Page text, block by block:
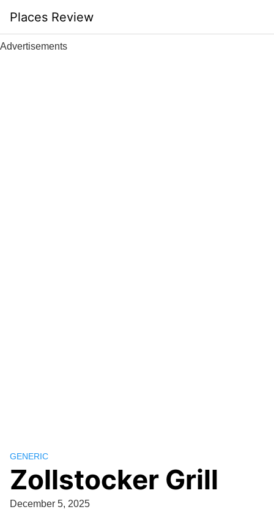
content
Places Review
Advertisements
GENERIC
Zollstocker Grill
December 5, 2025